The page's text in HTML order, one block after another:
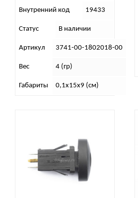
Внутренний код 19433
Статус В наличии
Артикул 3741-00-1802018-00
Вес 4 (гр)
Габариты 0,1х15х9 (см)